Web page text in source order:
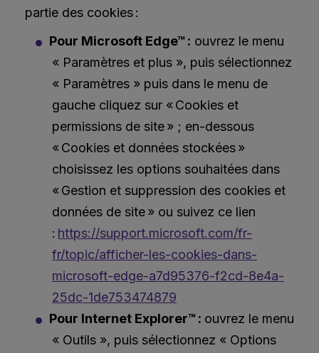
partie des cookies :
Pour Microsoft Edge™ : ouvrez le menu
« Paramètres et plus », puis sélectionnez
« Paramètres » puis dans le menu de
gauche cliquez sur « Cookies et
permissions de site » ; en-dessous
« Cookies et données stockées »
choisissez les options souhaitées dans
« Gestion et suppression des cookies et
données de site » ou suivez ce lien
: https://support.microsoft.com/fr-
fr/topic/afficher-les-cookies-dans-
microsoft-edge-a7d95376-f2cd-8e4a-
25dc-1de753474879
Pour Internet Explorer™ : ouvrez le menu
« Outils », puis sélectionnez « Options